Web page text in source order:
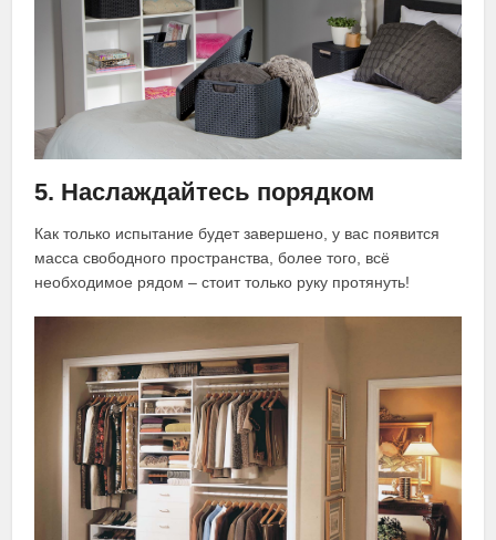
5. Наслаждайтесь порядком
Как только испытание будет завершено, у вас появится
масса свободного пространства, более того, всё
необходимое рядом ‒ стоит только руку протянуть!